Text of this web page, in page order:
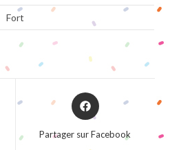
Fort
Opens
in
Partager sur Facebook